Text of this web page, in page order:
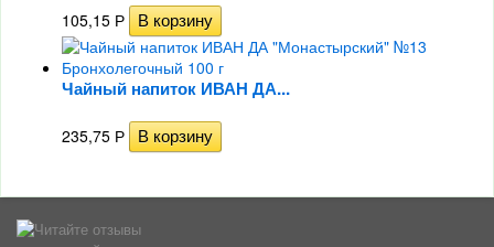
105,15 Р
Чайный напиток ИВАН ДА...
235,75 Р